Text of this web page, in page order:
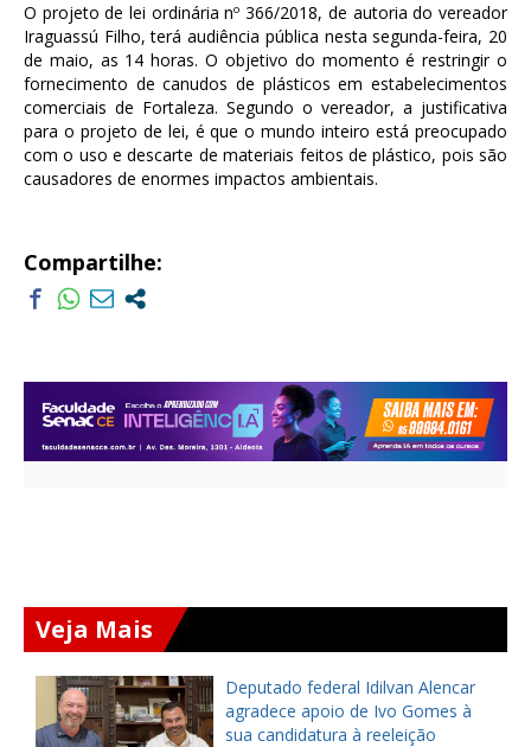
O projeto de lei ordinária nº 366/2018, de autoria do vereador
Iraguassú Filho, terá audiência pública nesta segunda-feira, 20
de maio, as 14 horas. O objetivo do momento é restringir o
fornecimento de canudos de plásticos em estabelecimentos
comerciais de Fortaleza. Segundo o vereador, a justificativa
para o projeto de lei, é que o mundo inteiro está preocupado
com o uso e descarte de materiais feitos de plástico, pois são
causadores de enormes impactos ambientais.
Compartilhe:
Veja Mais
Deputado federal Idilvan Alencar
agradece apoio de Ivo Gomes à
sua candidatura à reeleição